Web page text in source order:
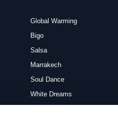
Global Warming
Bigo
Salsa
Marrakech
Soul Dance
White Dreams